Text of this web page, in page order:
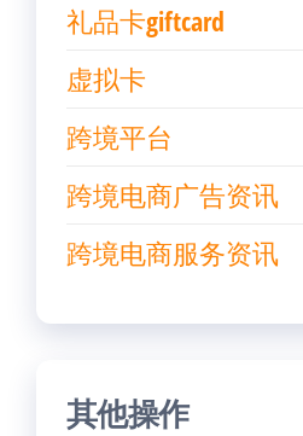
礼品卡giftcard
虚拟卡
跨境平台
跨境电商广告资讯
跨境电商服务资讯
其他操作